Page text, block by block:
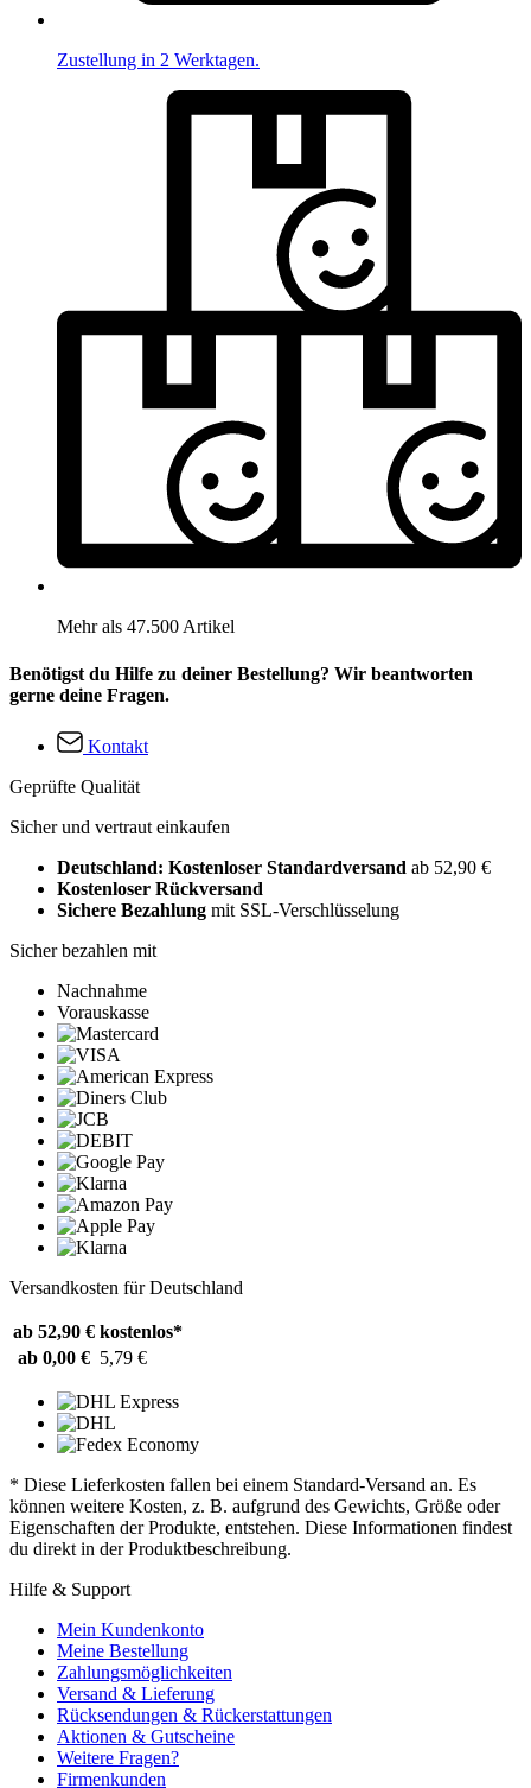
Zustellung in 2 Werktagen.
Mehr als 47.500 Artikel
Benötigst du Hilfe zu deiner Bestellung? Wir beantworten
gerne deine Fragen.
Kontakt
Geprüfte Qualität
Sicher und vertraut einkaufen
Deutschland: Kostenloser Standardversand ab 52,90 €
Kostenloser Rückversand
Sichere Bezahlung mit SSL-Verschlüsselung
Sicher bezahlen mit
Nachnahme
Vorauskasse
Versandkosten für Deutschland
ab 52,90 € kostenlos*
ab 0,00 € 5,79 €
* Diese Lieferkosten fallen bei einem Standard-Versand an. Es
können weitere Kosten, z. B. aufgrund des Gewichts, Größe oder
Eigenschaften der Produkte, entstehen. Diese Informationen findest
du direkt in der Produktbeschreibung.
Hilfe & Support
Mein Kundenkonto
Meine Bestellung
Zahlungsmöglichkeiten
Versand & Lieferung
Rücksendungen & Rückerstattungen
Aktionen & Gutscheine
Weitere Fragen?
Firmenkunden